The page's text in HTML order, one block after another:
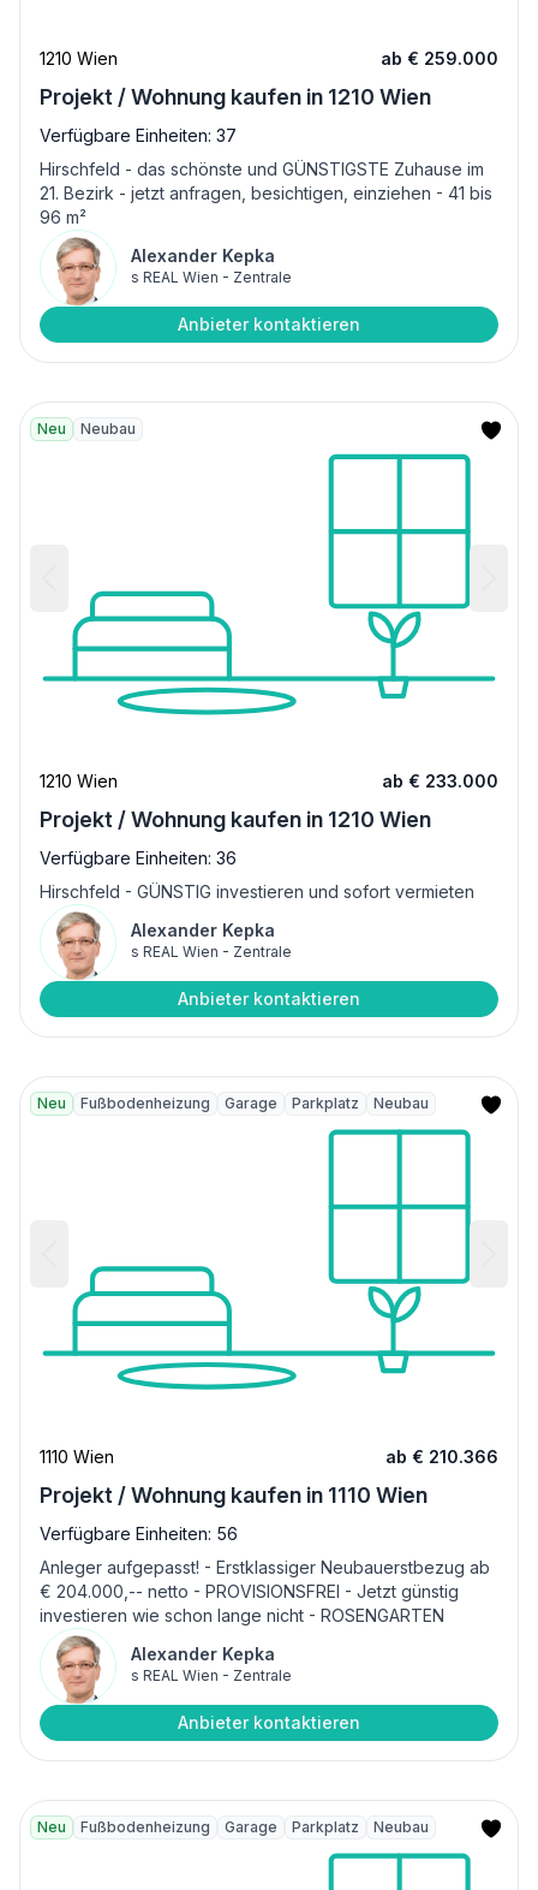
1210 Wien ab € 259.000
Projekt / Wohnung kaufen in 1210 Wien
Verfügbare Einheiten: 37
Hirschfeld - das schönste und GÜNSTIGSTE Zuhause im
21. Bezirk - jetzt anfragen, besichtigen, einziehen - 41 bis
96 m²
Alexander Kepka
s REAL Wien - Zentrale
Anbieter kontaktieren
Neu Neubau
1210 Wien ab € 233.000
Projekt / Wohnung kaufen in 1210 Wien
Verfügbare Einheiten: 36
Hirschfeld - GÜNSTIG investieren und sofort vermieten
Alexander Kepka
s REAL Wien - Zentrale
Anbieter kontaktieren
Neu Fußbodenheizung Garage Parkplatz Neubau
1110 Wien ab € 210.366
Projekt / Wohnung kaufen in 1110 Wien
Verfügbare Einheiten: 56
Anleger aufgepasst! - Erstklassiger Neubauerstbezug ab
€ 204.000,-- netto - PROVISIONSFREI - Jetzt günstig
investieren wie schon lange nicht - ROSENGARTEN
Alexander Kepka
s REAL Wien - Zentrale
Anbieter kontaktieren
Neu Fußbodenheizung Garage Parkplatz Neubau